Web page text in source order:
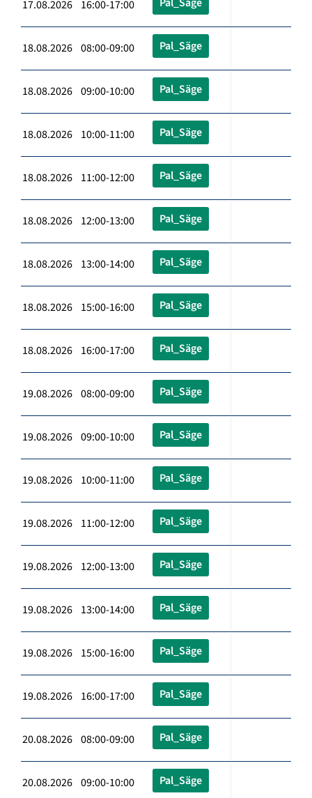
17.08.2026 16:00-17:00
18.08.2026 08:00-09:00 Pal_Säge
18.08.2026 09:00-10:00 Pal_Säge
18.08.2026 10:00-11:00 Pal_Säge
18.08.2026 11:00-12:00 Pal_Säge
18.08.2026 12:00-13:00 Pal_Säge
18.08.2026 13:00-14:00 Pal_Säge
18.08.2026 15:00-16:00 Pal_Säge
18.08.2026 16:00-17:00 Pal_Säge
19.08.2026 08:00-09:00 Pal_Säge
19.08.2026 09:00-10:00 Pal_Säge
19.08.2026 10:00-11:00 Pal_Säge
19.08.2026 11:00-12:00 Pal_Säge
19.08.2026 12:00-13:00 Pal_Säge
19.08.2026 13:00-14:00 Pal_Säge
19.08.2026 15:00-16:00 Pal_Säge
19.08.2026 16:00-17:00 Pal_Säge
20.08.2026 08:00-09:00 Pal_Säge
20.08.2026 09:00-10:00 Pal_Säge